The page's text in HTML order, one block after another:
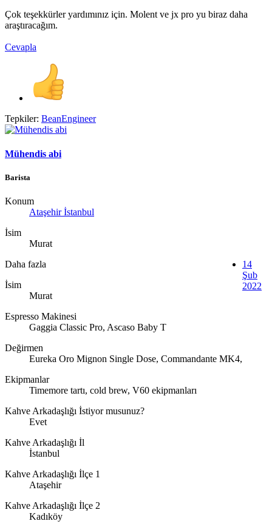
Çok teşekkürler yardımınız için. Molent ve jx pro yu biraz daha
araştıracağım.
Cevapla
Tepkiler: BeanEngineer
Mühendis abi
Barista
Konum
Ataşehir İstanbul
İsim
Murat
Daha fazla
İsim
Murat
Espresso Makinesi
Gaggia Classic Pro, Ascaso Baby T
Değirmen
Eureka Oro Mignon Single Dose, Commandante MK4,
Ekipmanlar
Timemore tartı, cold brew, V60 ekipmanları
Kahve Arkadaşlığı İstiyor musunuz?
Evet
Kahve Arkadaşlığı İl
İstanbul
Kahve Arkadaşlığı İlçe 1
Ataşehir
Kahve Arkadaşlığı İlçe 2
Kadıköy
14
Şub
2022